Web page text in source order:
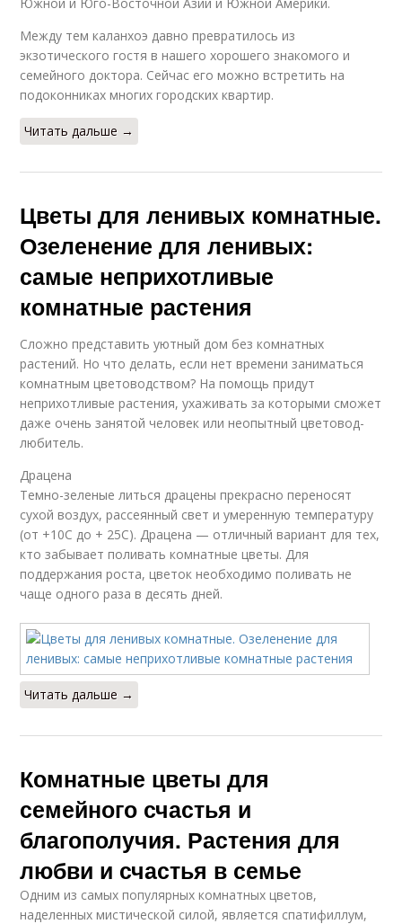
Между тем каланхоэ давно превратилось из
экзотического гостя в нашего хорошего знакомого и
семейного доктора. Сейчас его можно встретить на
подоконниках многих городских квартир.
Читать дальше →
Цветы для ленивых комнатные.
Озеленение для ленивых:
самые неприхотливые
комнатные растения
Сложно представить уютный дом без комнатных
растений. Но что делать, если нет времени заниматься
комнатным цветоводством? На помощь придут
неприхотливые растения, ухаживать за которыми сможет
даже очень занятой человек или неопытный цветовод-
любитель.
Драцена
Темно-зеленые литься драцены прекрасно переносят
сухой воздух, рассеянный свет и умеренную температуру
(от +10С до + 25С). Драцена — отличный вариант для тех,
кто забывает поливать комнатные цветы. Для
поддержания роста, цветок необходимо поливать не
чаще одного раза в десять дней.
Читать дальше →
Комнатные цветы для
семейного счастья и
благополучия. Растения для
любви и счастья в семье
Одним из самых популярных комнатных цветов,
наделенных мистической силой, является спатифиллум,